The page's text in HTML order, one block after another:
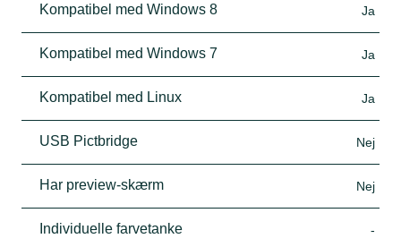
Kompatibel med Windows 8 Ja
Kompatibel med Windows 7 Ja
Kompatibel med Linux Ja
USB Pictbridge Nej
Har preview-skærm Nej
Individuelle farvetanke -